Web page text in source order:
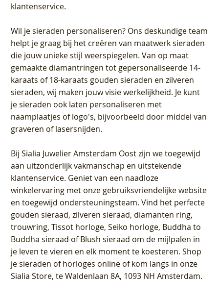
klantenservice.
Wil je sieraden personaliseren? Ons deskundige team
helpt je graag bij het creëren van maatwerk sieraden
die jouw unieke stijl weerspiegelen. Van op maat
gemaakte diamantringen tot gepersonaliseerde 14-
karaats of 18-karaats gouden sieraden en zilveren
sieraden, wij maken jouw visie werkelijkheid. Je kunt
je sieraden ook laten personaliseren met
naamplaatjes of logo's, bijvoorbeeld door middel van
graveren of lasersnijden.
BijSialia Juwelier Amsterdam Oostzijn we toegewijd
aan uitzonderlijk vakmanschap en uitstekende
klantenservice. Geniet van een naadloze
winkelervaring met onze gebruiksvriendelijke website
en toegewijd ondersteuningsteam. Vind het perfecte
gouden sieraad, zilveren sieraad, diamanten ring,
trouwring, Tissot horloge, Seiko horloge, Buddha to
Buddha sieraad of Blush sieraad om de mijlpalen in
je leven te vieren en elk moment te koesteren. Shop
je sieraden of horloges online of kom langs in onze
Sialia Store, te Waldenlaan 8A, 1093 NH Amsterdam.